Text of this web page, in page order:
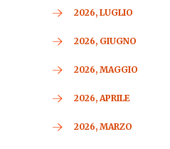
2026, LUGLIO
2026, GIUGNO
2026, MAGGIO
2026, APRILE
2026, MARZO